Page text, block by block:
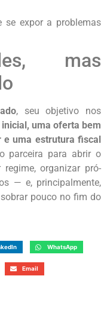
se expor a problemas
mas
, seu objetivo nos
uma oferta bem
e uma estrutura fiscal
parceira para abrir o
regime, organizar pró-
— e, principalmente,
pouco no fim do
WhatsApp
Email